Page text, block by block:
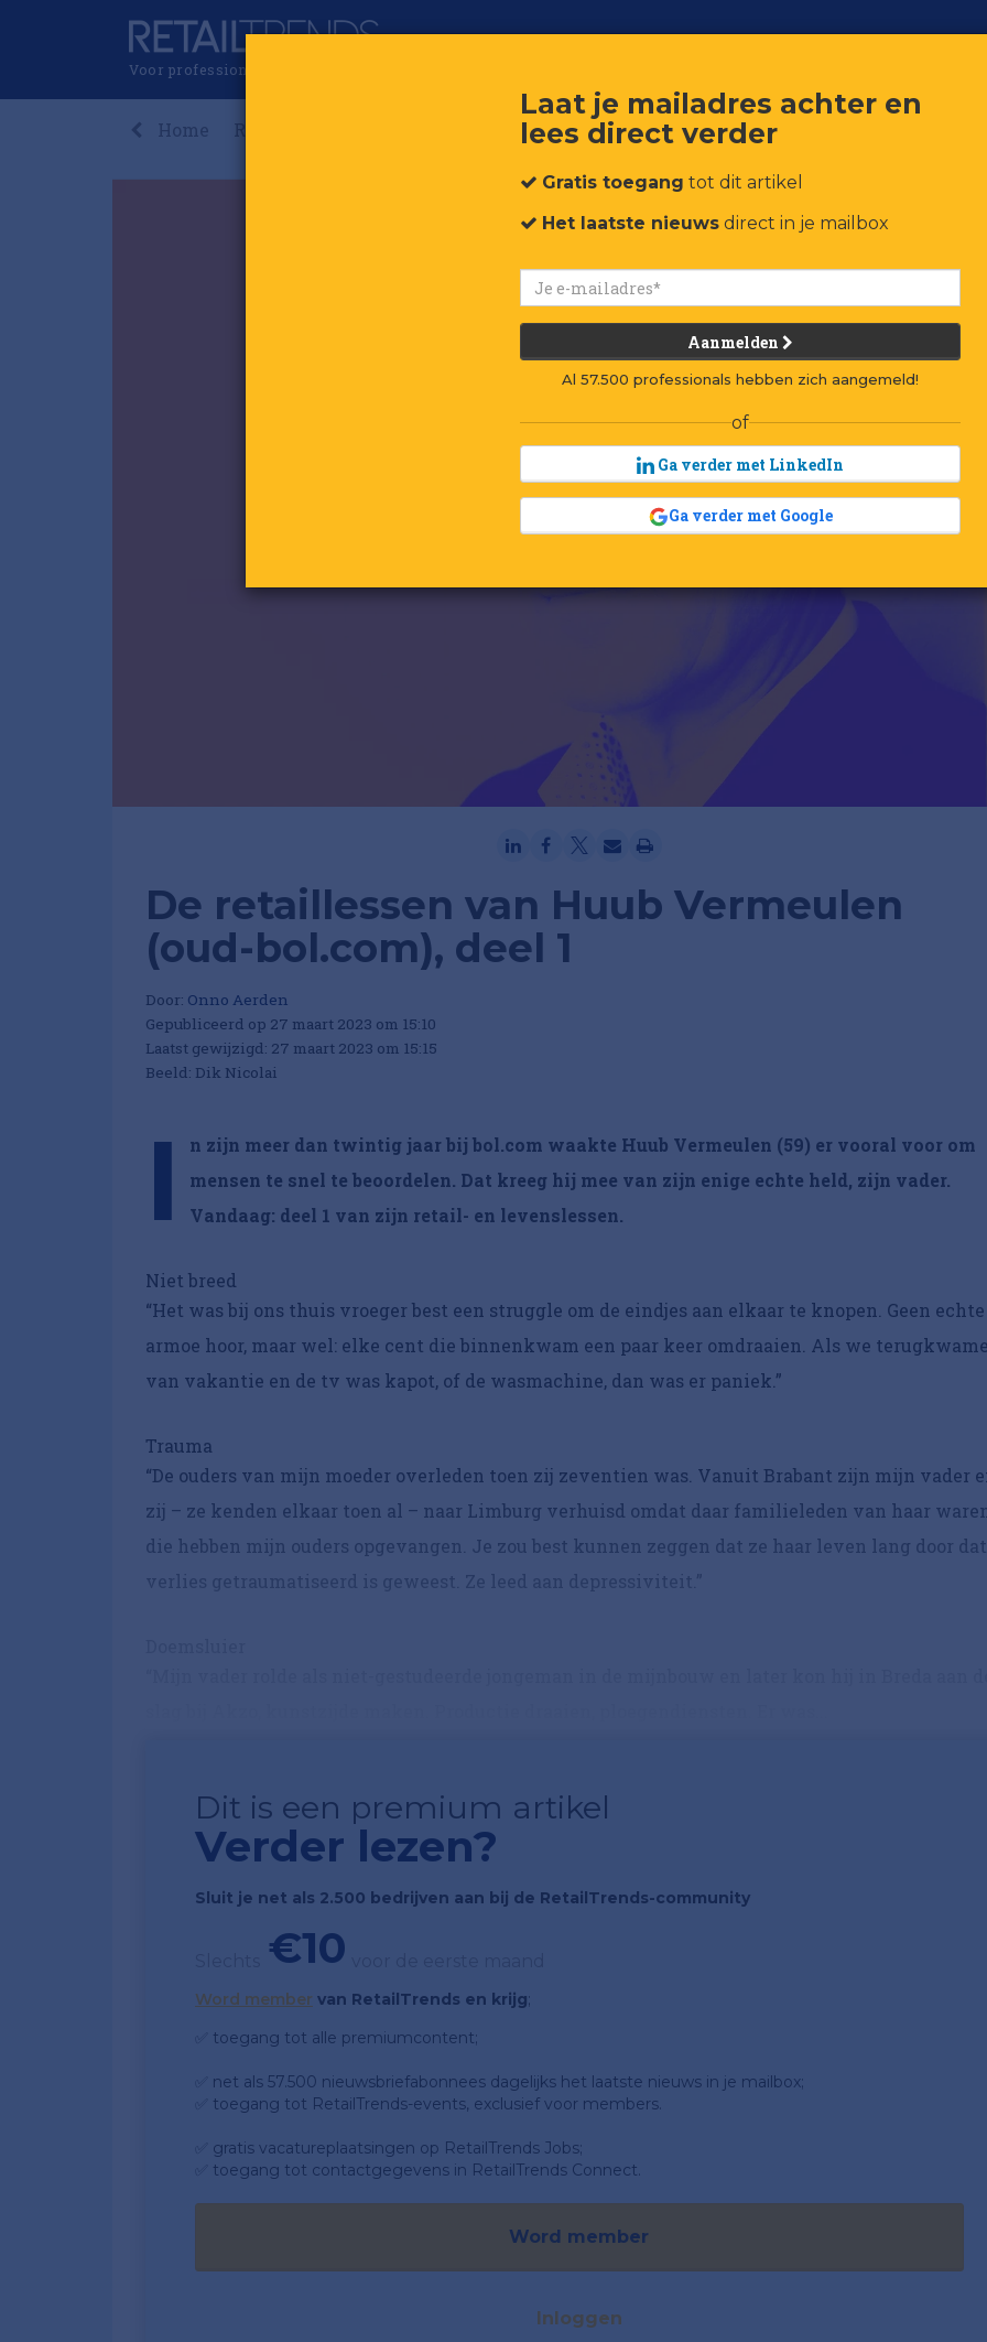
Voor professionals in retail & brands
Home Recent Events Connect Jobs
De retaillessen van Huub Vermeulen
(oud-bol.com), deel 1
Door: Onno Aerden
Gepubliceerd op 27 maart 2023 om 15:10
Laatst gewijzigd: 27 maart 2023 om 15:15
Beeld: Dik Nicolai
I
n zijn meer dan twintig jaar bij bol.com waakte Huub Vermeulen (59) er vooral voor om
mensen te snel te beoordelen. Dat kreeg hij mee van zijn enige echte held, zijn vader.
Vandaag: deel 1 van zijn retail- en levenslessen.
Niet breed
“Het was bij ons thuis vroeger best een struggle om de eindjes aan elkaar te knopen. Geen echte
armoe hoor, maar wel: elke cent die binnenkwam een paar keer omdraaien. Als we
van vakantie en de tv was kapot, of de wasmachine, dan was er paniek.”
Trauma
“De ouders van mijn moeder overleden toen zij zeventien was. Vanuit Brabant zijn mijn vader
zij – ze kenden elkaar toen al – naar Limburg verhuisd omdat daar familieleden van haar
die hebben mijn ouders opgevangen. Je zou best kunnen zeggen dat ze haar leven lang door dat
verlies getraumatiseerd is geweest. Ze leed aan depressiviteit.”
Dit is een premium artikel
Verder lezen?
Sluit je net als 2.500 bedrijven aan bij de RetailTrends-community
€10
Word member van RetailTrends en krijg;
✅ toegang tot alle premiumcontent;
✅ net als 57.500 nieuwsbriefabonnees dagelijks het laatste nieuws in je mailbox;
✅ toegang tot RetailTrends-events, exclusief voor members.
✅ gratis vacatureplaatsingen op RetailTrends Jobs;
✅ toegang tot contactgegevens in RetailTrends Connect.
Word member
Inloggen
Laat je mailadres achter en
lees direct verder
Gratis toegang tot dit artikel
Het laatste nieuws direct in je mailbox
Aanmelden
Al 57.500 professionals hebben zich aangemeld!
of
Ga verder met LinkedIn
Ga verder met Google